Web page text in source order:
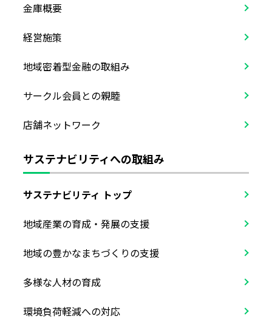
金庫概要
経営施策
地域密着型金融の取組み
サークル会員との親睦
店舗ネットワーク
サステナビリティへの取組み
サステナビリティ トップ
地域産業の育成・発展の支援
地域の豊かなまちづくりの支援
多様な人材の育成
環境負荷軽減への対応